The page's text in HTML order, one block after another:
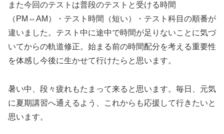
また今回のテストは普段のテストと受ける時間
（PM⇔AM）・テスト時間（短い）・テスト科目の順番が
違いました。テスト中に途中で時間が足りないことに気づ
いてからの軌道修正。始まる前の時間配分を考える重要性
を体感し今後に生かせて行けたらと思います。
暑い中、段々疲れもたまって来ると思います。毎日、元気
に夏期講習へ通えるよう、これからも応援して行きたいと
思います。